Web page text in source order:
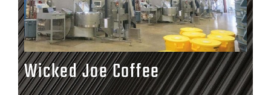
Wicked Joe Coffee